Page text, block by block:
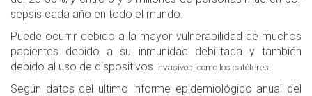
sepsis cada año en todo el mundo.
Puede ocurrir debido a la mayor vulnerabilidad de muchos
pacientes debido a su inmunidad debilitada y también
debido al uso de dispositivos invasivos, como los catéteres.
Según datos del ultimo informe epidemiológico anual del